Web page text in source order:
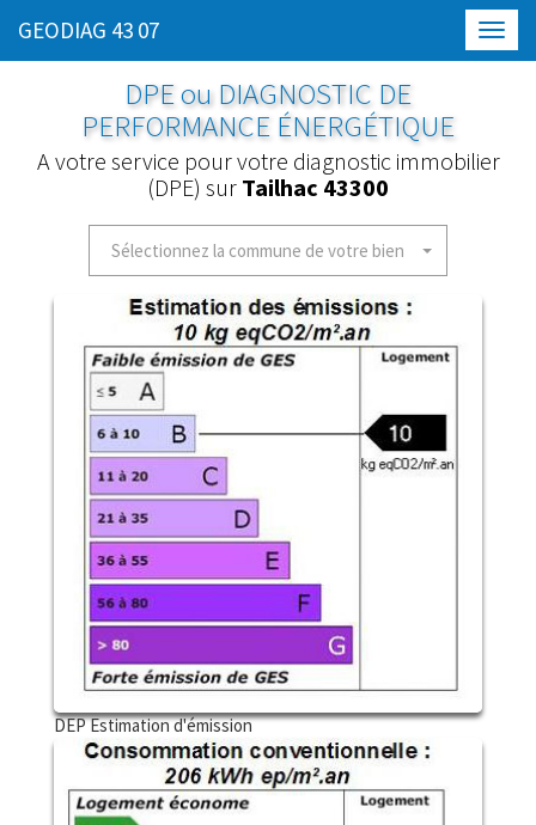
GEODIAG 43 07
DPE ou DIAGNOSTIC DE
PERFORMANCE ÉNERGÉTIQUE
A votre service pour votre diagnostic immobilier
(DPE) sur Tailhac 43300
Sélectionnez la commune de votre bien
DEP Estimation d'émission